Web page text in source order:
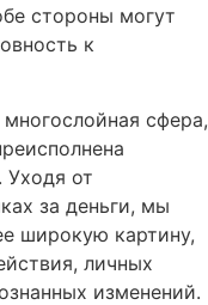
стороны могут
к
сфера,
Уходя от
за деньги, мы
широкую картину,
личных
изменений.